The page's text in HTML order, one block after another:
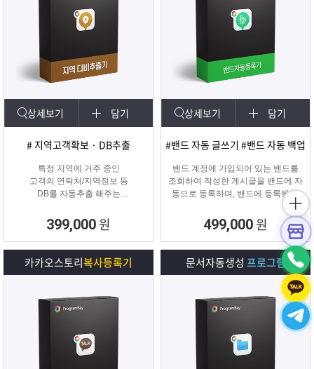
상세보기 담기
# 지역고객확보 · DB추출
특정 지역에 거주 중인
고객의 연락처/지역정보 등
DB를 자동추출 해주는
399,000 원
상세보기 담기
#밴드 자동 글쓰기 #밴드 자동 백업
밴드 계정에 가입되어 있는 밴드를
조회하여 작성한 게시글을 밴드에 자
동으로 등록하며, 밴드에 등록된 게
시물을 백업하여 파일로 저장하거나
다른 계정의 밴드에 자동으로 글을
복사할 수 있는 프로그램입니다.
499,000 원
카카오스토리복사등록기 문서자동생성 프로그램